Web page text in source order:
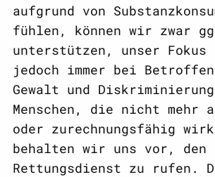
aufgrund von
fühlen, können wir zwar
unterstützen, unser
jedoch immer bei
Gewalt und
Menschen, die nicht mehr
oder zurechnungsfähig
behalten wir uns vor, den
Rettungsdienst zu rufen.